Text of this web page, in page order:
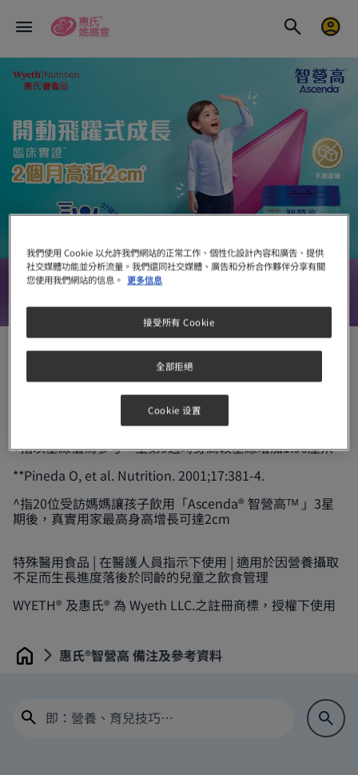
備注及參考資料
*配合飲食輔導。Samuel TM, et al. 14th European
Nutrition Conference FENS 2023, Serbia.
+指以基線值為參考，至第9週時身高較基線增加1.96厘米
**Pineda O, et al. Nutrition. 2001;17:381-4.
^指20位受訪媽媽讓孩子飲用「Ascenda® 智營高ᵀᴹ 」3星
期後，真實用家最高身高增長可達2cm​
特殊醫用食品 | 在醫護人員指示下使用 | 適用於因營養攝取
不足而生長進度落後於同齡的兒童之飲食管理
WYETH® 及惠氏® 為 Wyeth LLC.之註冊商標，授權下使用
Home 惠氏®智營高 備注及參考資料
我們使用 Cookie 以允許我們網站的正常工作、個性化設計內容和廣告、提供
社交媒體功能並分析流量。我們還同社交媒體、廣告和分析合作夥伴分享有關
您使用我們網站的信息。 更多信息
全部拒絕
接受所有 Cookie
Cookie 设置